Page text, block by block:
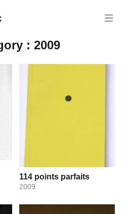
:2009
114 points parfaits
2009